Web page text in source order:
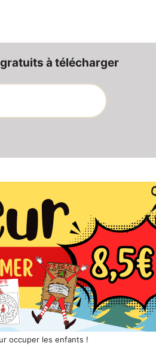
à télécharger
occuper les enfants !